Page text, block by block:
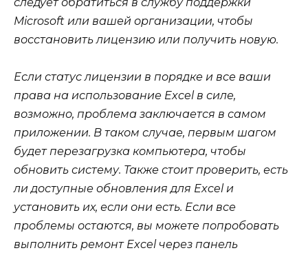
Microsoft или вашей организации, чтобы
восстановить лицензию или получить новую.
Если статус лицензии в порядке и все ваши
права на использование Excel в силе,
возможно, проблема заключается в самом
приложении. В таком случае, первым шагом
будет перезагрузка компьютера, чтобы
обновить систему. Также стоит проверить, есть
ли доступные обновления для Excel и
установить их, если они есть. Если все
проблемы остаются, вы можете попробовать
выполнить ремонт Excel через панель